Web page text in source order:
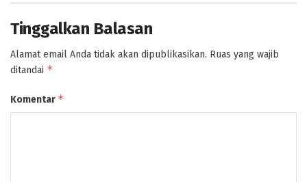
Tinggalkan Balasan
Alamat email Anda tidak akan dipublikasikan. Ruas yang wajib
ditandai *
Komentar *